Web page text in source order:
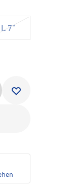
L 7"